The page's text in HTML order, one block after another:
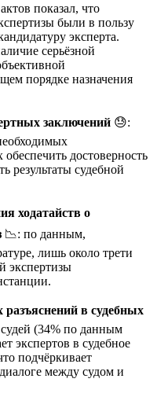
показал, что
были в пользу
эксперта.
серьёзной
порядке назначения
заключений 😓:
достоверность
результаты судебной
ходатайств о
📉: по данным,
лишь около трети
экспертизы
разъяснений в судебных
судей (34% по данным
экспертов в судебное
подчёркивает
между судом и